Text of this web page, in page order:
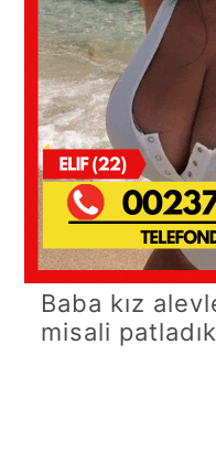
Baba kız
misali patladık